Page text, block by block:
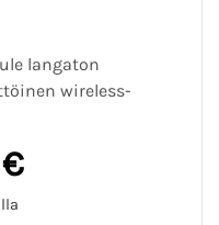
langaton
wireless-